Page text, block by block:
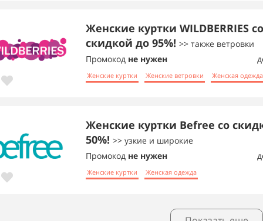
Женские куртки WILDBERRIES со
скидкой до 95%! >> также ветровки
Промокод не нужен
Женские куртки Женские ветровки Женская одежда
Женские куртки Befree со
50%! >> узкие и широкие
Промокод не нужен
Женские куртки Женская одежда